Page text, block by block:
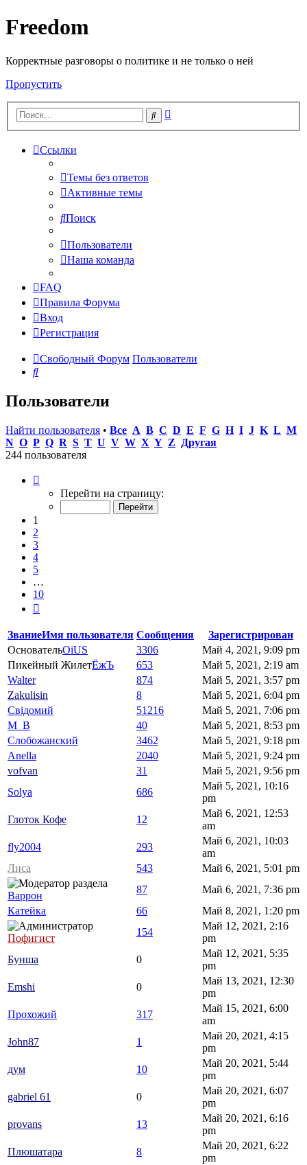
Freedom
Корректные разговоры о политике и не только о ней
Пропустить
Поиск
Ссылки
Темы без ответов
Активные темы
Поиск
Пользователи
Наша команда
FAQ
Правила Форума
Вход
Регистрация
Свободный Форум Пользователи
Поиск
Пользователи
Найти пользователя • Все A B C D E F G H I J K L M
N O P Q R S T U V W X Y Z
Другая
244 пользователя
Перейти на страницу:
1
2
3
4
5
…
10
ЗваниеИмя пользователя Сообщения
Зарегистрирован
ОсновательOiUS 3306
Май 4, 2021, 9:09 pm
Пикейный ЖилетЁжЪ 653
Май 5, 2021, 2:19 am
Walter
874
Май 5, 2021, 3:57 pm
Zakulisin
8
Май 5, 2021, 6:04 pm
Свідомий
51216
Май 5, 2021, 7:06 pm
M_B
40
Май 5, 2021, 8:53 pm
Слобожанский
3462
Май 5, 2021, 9:18 pm
Anella
2040
Май 5, 2021, 9:24 pm
vofvan
31
Май 5, 2021, 9:56 pm
Solya
686
Май 5, 2021, 10:16
pm
Глоток Кофе
12
Май 6, 2021, 12:53
am
fly2004
293
Май 6, 2021, 10:03
am
Лиса
543 Май 6, 2021, 5:01 pm
Варрон
87
Май 6, 2021, 7:36 pm
Катейка
66 Май 8, 2021, 1:20 pm
Пофигист
154
Май 12, 2021, 2:16
pm
Бунша
0
Май 12, 2021, 5:35
pm
Emshi
0
Май 13, 2021, 12:30
pm
Прохожий
317
Май 15, 2021, 6:00
am
John87
1
Май 20, 2021, 4:15
pm
дум
10
Май 20, 2021, 5:44
pm
gabriel 61
0
Май 20, 2021, 6:07
pm
provans
13
Май 20, 2021, 6:16
pm
Плюшатара
8
Май 20, 2021, 6:22
pm